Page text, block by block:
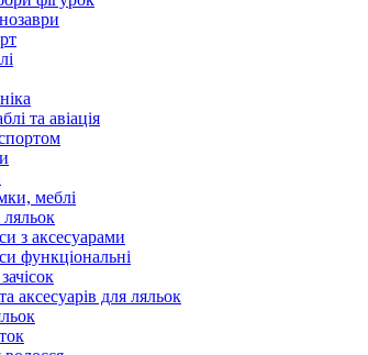
та авіація
меблі
з аксесуарами
функціональні
аксесуарів для ляльок